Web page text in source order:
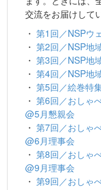
交流をお届けして
・ 第1回／NSPウ
・ 第2回／NSP地
・ 第3回／NSP地
・ 第4回／NSP地
・ 第5回／絵巻特
・ 第6回／おしゃ
@5月懇親会
・ 第7回／おしゃ
@6月理事会
・ 第8回／おしゃ
@9月理事会
・ 第9回／おしゃ